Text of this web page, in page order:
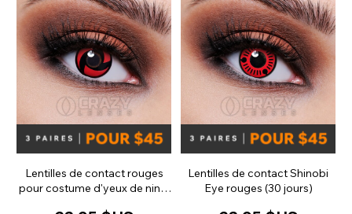
Lentilles de contact rouges
pour costume d'yeux de ninja
Lentilles de contact Shinobi
Eye rouges (30 jours)